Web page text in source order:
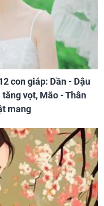
con giáp: Dần - Dậu
vọt, Mão - Thân
mang